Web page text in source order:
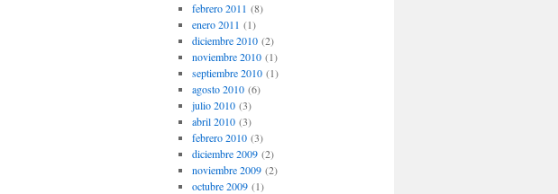
febrero 2011 (8)
enero 2011 (1)
diciembre 2010(2)
noviembre 2010(1)
septiembre 2010(1)
agosto 2010(6)
julio 2010(3)
abril 2010(3)
febrero 2010(3)
diciembre 2009(2)
noviembre 2009(2)
octubre 2009(1)